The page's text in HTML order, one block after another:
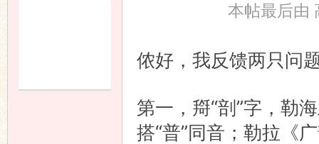
本帖最后由
侬好，我反馈两只问
第一，搿“剖”字，勒
搭“普”同音；勒拉《